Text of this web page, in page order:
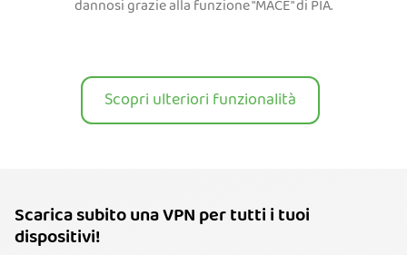
dannosi grazie alla funzione "MACE" di PIA.
Scopri ulteriori funzionalità
Scarica subito una VPN per tutti i tuoi
dispositivi!